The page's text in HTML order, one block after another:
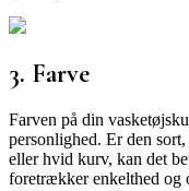
3. Farve
Farven på din
personlighed. Er den
eller hvid kurv, kan det
foretrækker enkelthed og